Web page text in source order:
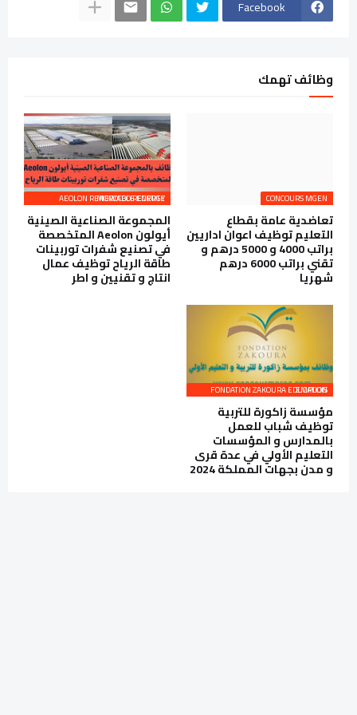
Facebook
وظائف تهمك
CONCOURS MGEN
تعاضدية عامة بقطاع
التعليم توظيف اعوان اداريين
براتب 4000 و 5000 درهم و
تقني براتب 6000 درهم
شهريا
AEOLON RENEWABLE ENERGY MOROCCO RECRUTE
المجموعة الصناعية الصينية
أيولون Aeolon المتخصصة
في تصنيع شفرات توربينات
طاقة الرياح توظيف عمال
انتاج و تقنيين و اطر
FONDATION ZAKOURA EDUCATION EMPLOIS
مؤسسة زاكورة للتربية
توظيف شباب للعمل
بالمدارس و المؤسسات
التعليم الأولي في عدة قرى
و مدن بجهات المملكة 2024